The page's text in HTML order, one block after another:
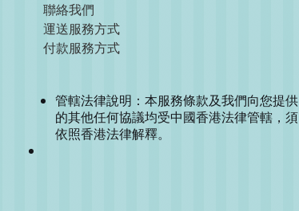
聯絡我們
運送服務方式
付款服務方式
管轄法律說明：本服務條款及我們向您提供
的其他任何協議均受中國香港法律管轄，須
依照香港法律解釋。